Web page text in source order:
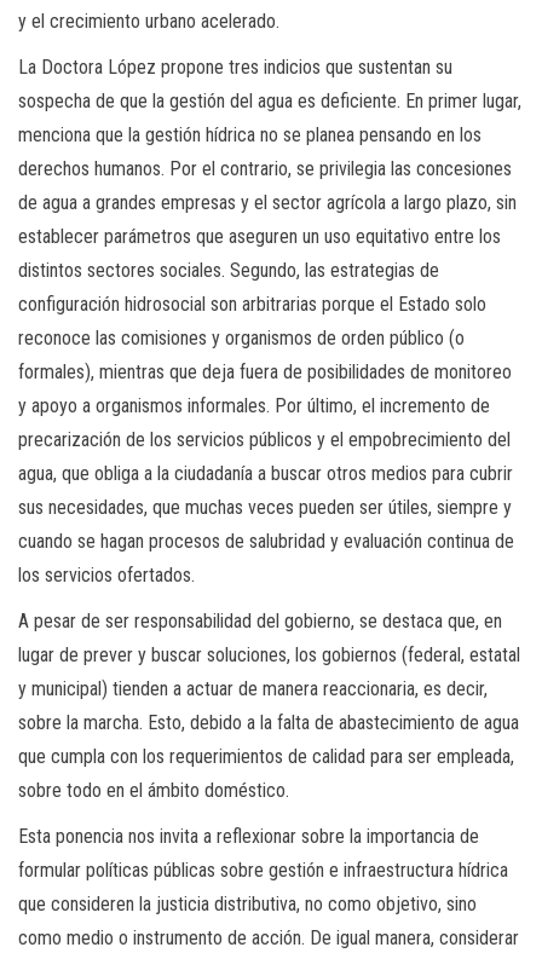
y el crecimiento urbano acelerado.
La Doctora López propone tres indicios que sustentan su
sospecha de que la gestión del agua es deficiente. En primer lugar,
menciona que la gestión hídrica no se planea pensando en los
derechos humanos. Por el contrario, se privilegia las concesiones
de agua a grandes empresas y el sector agrícola a largo plazo, sin
establecer parámetros que aseguren un uso equitativo entre los
distintos sectores sociales. Segundo, las estrategias de
configuración hidrosocial son arbitrarias porque el Estado solo
reconoce las comisiones y organismos de orden público (o
formales), mientras que deja fuera de posibilidades de monitoreo
y apoyo a organismos informales. Por último, el incremento de
precarización de los servicios públicos y el empobrecimiento del
agua, que obliga a la ciudadanía a buscar otros medios para cubrir
sus necesidades, que muchas veces pueden ser útiles, siempre y
cuando se hagan procesos de salubridad y evaluación continua de
los servicios ofertados.
A pesar de ser responsabilidad del gobierno, se destaca que, en
lugar de prever y buscar soluciones, los gobiernos (federal, estatal
y municipal) tienden a actuar de manera reaccionaria, es decir,
sobre la marcha. Esto, debido a la falta de abastecimiento de agua
que cumpla con los requerimientos de calidad para ser empleada,
sobre todo en el ámbito doméstico.
Esta ponencia nos invita a reflexionar sobre la importancia de
formular políticas públicas sobre gestión e infraestructura hídrica
que consideren la justicia distributiva, no como objetivo, sino
como medio o instrumento de acción. De igual manera, considerar